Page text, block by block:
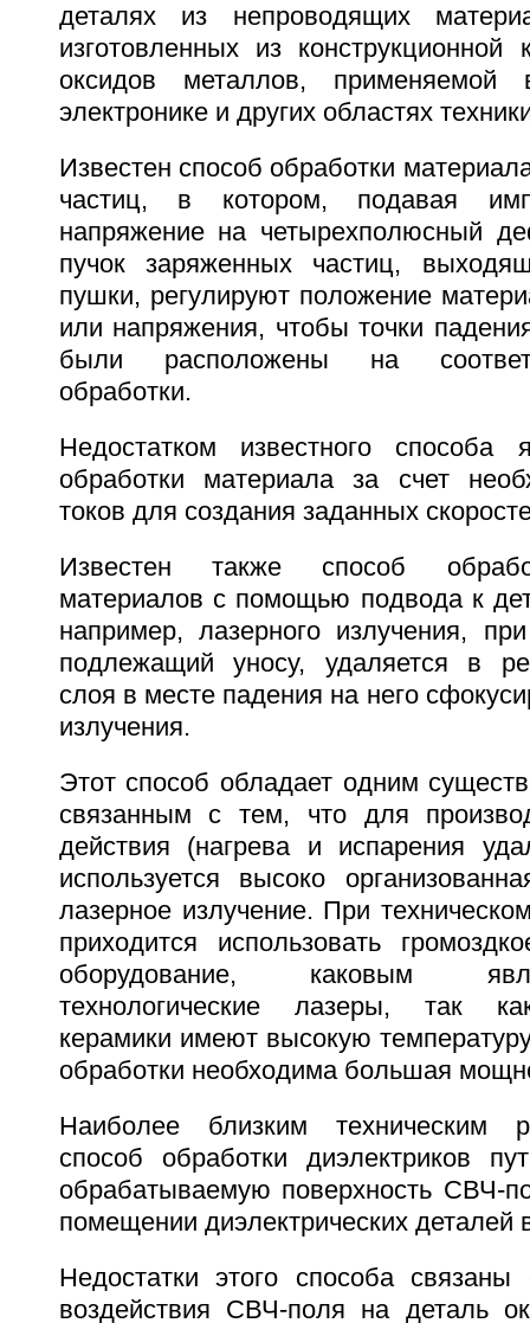
деталях из непроводящих
изготовленных из
оксидов металлов, применяемой
электронике и других областях
Известен способ обработки
частиц, в котором, подавая
напряжение на четырехполюсный
пучок заряженных частиц,
пушки, регулируют положение
или напряжения, чтобы точки
были расположены на
обработки.
Недостатком известного способа
обработки материала за счет
токов для создания заданных
Известен также способ
материалов с помощью подвода к
например, лазерного излучения,
подлежащий уносу, удаляется в
слоя в месте падения на него
излучения.
Этот способ обладает одним
связанным с тем, что для
действия (нагрева и испарения
используется высоко
лазерное излучение. При
приходится использовать
оборудование, каковым
технологические лазеры, так
керамики имеют высокую
обработки необходима большая
Наиболее близким техническим
способ обработки диэлектриков
обрабатываемую поверхность СВЧ-
помещении диэлектрических деталей
Недостатки этого способа
воздействия СВЧ-поля на деталь